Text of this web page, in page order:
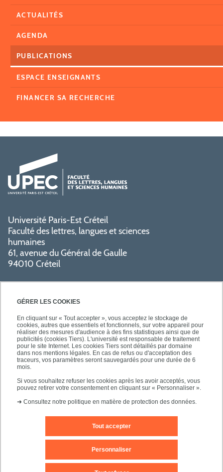
GÉRER LES COOKIES
En cliquant sur « Tout accepter », vous acceptez le stockage de
cookies, autres que essentiels et fonctionnels, sur votre appareil pour
réaliser des mesures d'audience à des fins statistiques ainsi que de
publicités (cookies Tiers). L'université est responsable de traitement
pour le site Internet. Les cookies Tiers sont détaillés par domaine
dans nos mentions légales. En cas de refus ou d'acceptation des
traceurs, vos paramètres seront sauvegardés pour une durée de 6
mois.
Si vous souhaitez refuser les cookies après les avoir acceptés, vous
pouvez retirer votre consentement en cliquant sur « Personnaliser ».
➜ Consultez notre politique en matière de protection des données.
Tout accepter
Personnaliser
ACTUALITÉS
AGENDA
PUBLICATIONS
ESPACE ENSEIGNANTS
FINANCER SA RECHERCHE
Université Paris-Est Créteil
Faculté des lettres, langues et sciences
humaines
61, avenue du Général de Gaulle
94010 Créteil
PRATIQUE
NOS FORMATIONS
Nous contacter
Plans d'accès Plan du site